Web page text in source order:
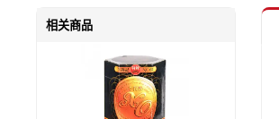
相关商品